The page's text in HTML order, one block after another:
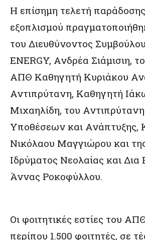
Η επίσημη τελετή
εξοπλισμού
του Διευθύνοντος
ENERGY, Ανδρέα Σιάμισιη,
ΑΠΘ Καθηγητή Κυριάκου
Αντιπρύτανη, Καθηγητή
Μιχαηλίδη, του
Υποθέσεων και Ανάπτυξης,
Νικόλαου Μαγγιώρου και
Ιδρύματος Νεολαίας και
Άννας Ροκοφύλλου.
Οι φοιτητικές εστίες του
περίπου 1.500 φοιτητές, σε